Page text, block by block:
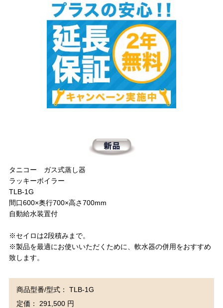
タニコー ガス式蒸し器
ラッキーボイラー
TLB-1G
間口600×奥行700×高さ700mm
自動給水装置付
※セイロは2段積みまで。
※製品を最適にお使いいただくために、軟水器の併用をおすすめ
致します。
商品型番/型式： TLB-1G
定価： 291,500 円